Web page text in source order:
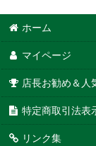
ホーム
マイページ
店長お勧め＆人
特定商取引法表
リンク集